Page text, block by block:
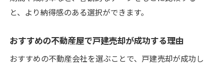
戸建売却の相談で活用したい守口市の不動
産会社
守口市の不動産会社選びで後悔しない方法
と、より納得感のある選択ができます。
おすすめの不動産屋で戸建売却が成功する理由
おすすめの不動産会社を選ぶことで、戸建売却が成功し